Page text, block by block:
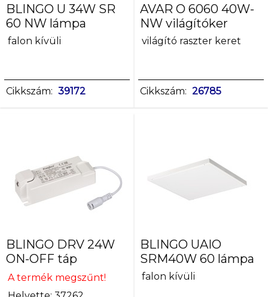
BLINGO U 34W SR
60 NW lámpa
falon kívüli
Cikkszám: 39172
AVAR O 6060 40W-
NW világítóker
világító raszter keret
Cikkszám: 26785
BLINGO DRV 24W
ON-OFF táp
A termék megszűnt!
BLINGO UAIO
SRM40W 60 lámpa
falon kívüli